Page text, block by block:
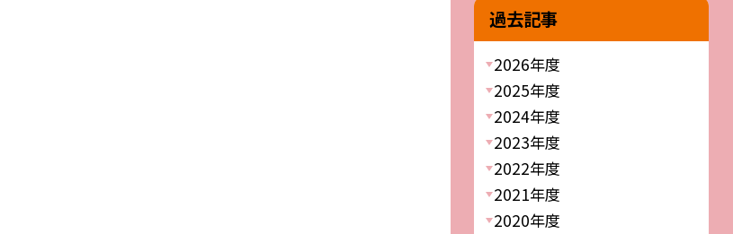
過去記事
2026年度
2025年度
2024年度
2023年度
2022年度
2021年度
2020年度